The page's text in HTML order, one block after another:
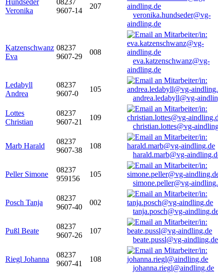
Hundseder
Veronika
08237
9607-14
207
veronika.hundseder@vg-
aindling.de
Katzenschwanz
Eva
08237
9607-29
008
eva.katzenschwanz@vg-
aindling.de
Ledabyll
Andrea
08237
9607-0
105
andrea.ledabyll@vg-
Lottes
Christian
08237
9607-21
109
christian.lottes@vg-
Marb Harald
08237
9607-38
108
harald.marb@vg-
Peller Simone
08237
959156
105
simone.peller@vg-
Posch Tanja
08237
9607-40
002
tanja.posch@vg-
Pußl Beate
08237
9607-26
107
beate.pussl@vg-aindling.de
Riegl Johanna
08237
9607-41
108
johanna.riegl@aindling.de